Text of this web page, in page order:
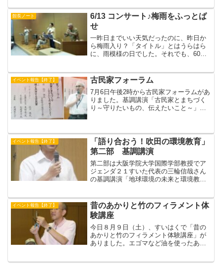
大屋根について説明してくださいまし
た。私は、民博特別展見...
館長ノート
6/13 コンサート♪梅雨をふっとば
せ
一昨日までいい天気だったのに、昨日か
ら梅雨入り？「タイトル」とはうらはら
に、雨模様の日でした。それでも、60人
ンマスター）、秋田光幸さん、藤田慧山
さん、福田由紀雄さんの...
イベント報告【終了】 古民家フォーラム
7月6日午後2時から古民家フォーラムがあ
りました。基調講演「古民家とまちづく
り～守りたいもの、伝えたいこと～」講
お話が始まりました。北川さんの伯父さ
んの家(＝本家)で...
イベント報告【終了】
「語り合おう！吹田の環境教育」
第二部 基調講演
第二部は大阪学院大学国際学部教授でア
ジェンダ２１すいた代表の三輪信哉さん
の基調講演「地球環境の未来と環境教
印象を語ったあと「アジェンダ21すい
た」の説明をしました。 市民・...
イベント報告【終了】
昔のあかりと竹のフィラメント体
験講座
今日８月９日（土）、すいはくで「昔の
あかりと竹のフィラメント体験講座」が
ありました。エゴマなど油を使ったあか